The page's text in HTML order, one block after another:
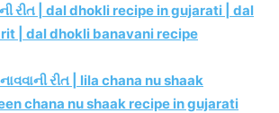
રીત | dal dhokli recipe in gujarati | dal
| dal dhokli banavani recipe
રીત | lila chana nu shaak
chana nu shaak recipe in gujarati